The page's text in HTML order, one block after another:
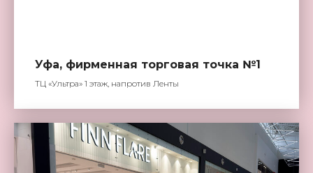
Уфа, фирменная торговая точка №1
ТЦ «Ультра» 1 этаж, напротив Ленты